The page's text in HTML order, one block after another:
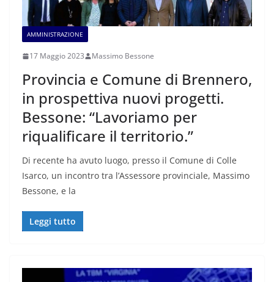
AMMINISTRAZIONE
17 Maggio 2023 Massimo Bessone
Provincia e Comune di Brennero,
in prospettiva nuovi progetti.
Bessone: “Lavoriamo per
riqualificare il territorio.”
Di recente ha avuto luogo, presso il Comune di Colle
Isarco, un incontro tra l’Assessore provinciale, Massimo
Bessone, e la
Leggi tutto